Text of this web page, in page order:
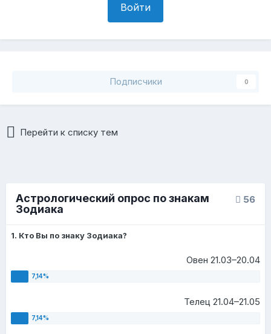
Войти
Подписчики 0
Перейти к списку тем
56
Астрологический опрос по знакам
Зодиака
1. Кто Вы по знаку Зодиака?
Овен 21.03–20.04
Телец 21.04–21.05